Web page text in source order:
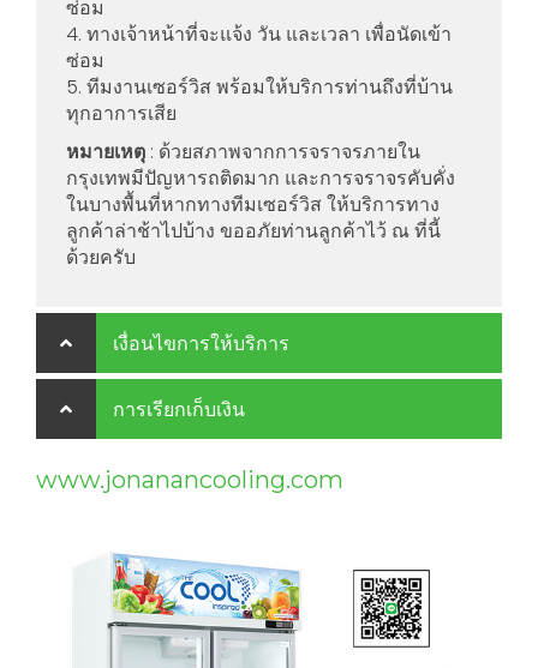
ซ่อม
4. ทางเจ้าหน้าที่จะแจ้ง วัน และเวลา เพื่อนัดเข้า
ซ่อม
5. ทีมงานเซอร์วิส พร้อมให้บริการท่านถึงที่บ้าน
ทุกอาการเสีย
หมายเหตุ : ด้วยสภาพจากการจราจรภายใน
กรุงเทพมีปัญหารถติดมาก และการจราจรคับคั่ง
ในบางพื้นที่หากทางทีมเซอร์วิส ให้บริการทาง
ลูกค้าล่าช้าไปบ้าง ขออภัยท่านลูกค้าไว้ ณ ที่นี้
ด้วยครับ
เงื่อนไขการให้บริการ
การเรียกเก็บเงิน
www.jonanancooling.com